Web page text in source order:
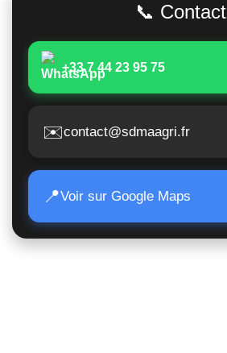
📞 Contact
+33 7 44 23 95 75
✉️contact@sdmaagri.fr
📍Voir sur Google Maps